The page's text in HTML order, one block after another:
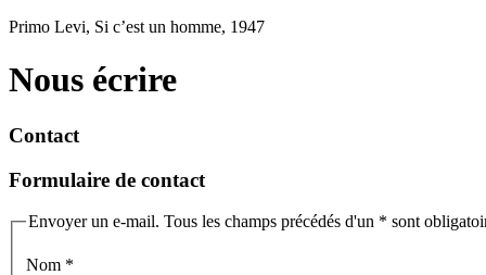
Primo Levi, Si c’est un homme, 1947
Nous écrire
Contact
Formulaire de contact
Envoyer un e-mail. Tous les champs précédés d'un * sont
Nom *